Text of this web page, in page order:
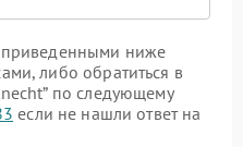
приведенными ниже
либо обратиться в
по следующему
если не нашли ответ на